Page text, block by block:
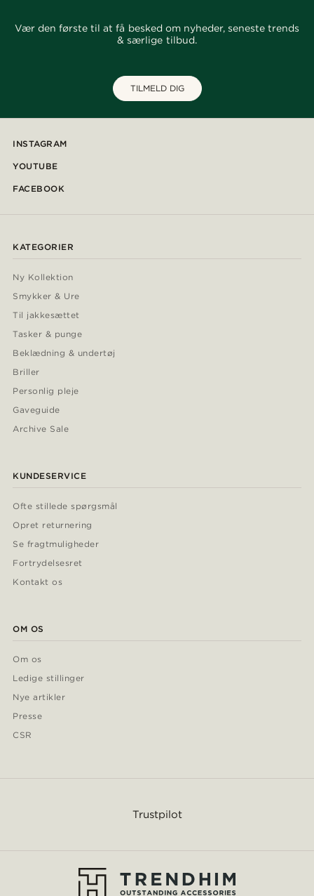
Vær den første til at få besked om nyheder, seneste trends
& særlige tilbud.
TILMELD DIG
INSTAGRAM
YOUTUBE
FACEBOOK
KATEGORIER
Ny Kollektion
Smykker & Ure
Til jakkesættet
Tasker & punge
Beklædning & undertøj
Briller
Personlig pleje
Gaveguide
Archive Sale
KUNDESERVICE
Ofte stillede spørgsmål
Opret returnering
Se fragtmuligheder
Fortrydelsesret
Kontakt os
OM OS
Om os
Ledige stillinger
Nye artikler
Presse
CSR
Trustpilot